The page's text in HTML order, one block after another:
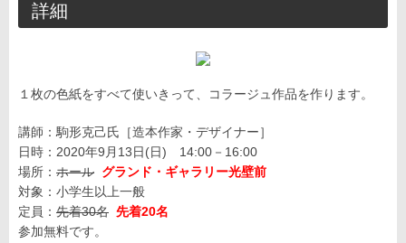
詳細
１枚の色紙をすべて使いきって、コラージュ作品を作ります。
講師：駒形克己氏［造本作家・デザイナー］
日時：2020年9月13日(日) 14:00－16:00
場所： ホール グランド・ギャラリー光壁前
対象：小学生以上一般
定員： 先着30名 先着20名
参加無料です。